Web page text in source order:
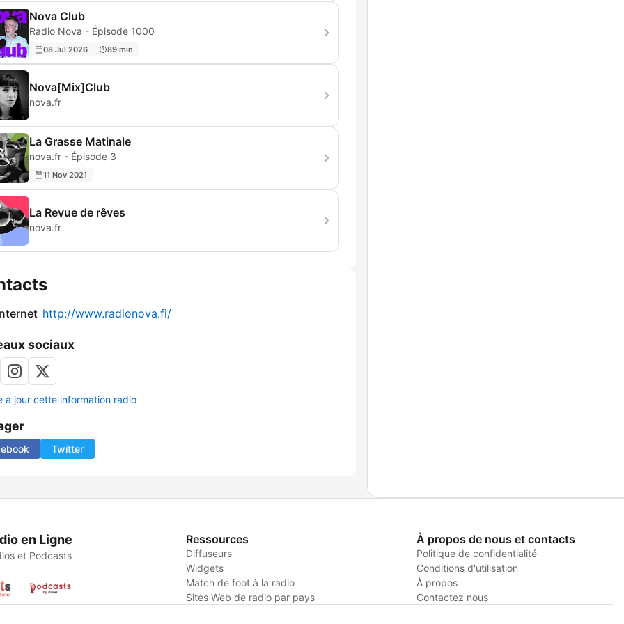
Nova Club
Radio Nova - Épisode 1000
08 Jul 2026 89 min
Nova[Mix]Club
nova.fr
La Grasse Matinale
nova.fr - Épisode 3
11 Nov 2021
La Revue de rêves
nova.fr
http://www.radionova.fi/
sociaux
à jour cette information radio
Twitter
en Ligne
et Podcasts
Ressources
Diffuseurs
Widgets
Match de foot à la radio
Sites Web de radio par pays
À propos de nous et contacts
Politique de confidentialité
Conditions d'utilisation
À propos
Contactez nous